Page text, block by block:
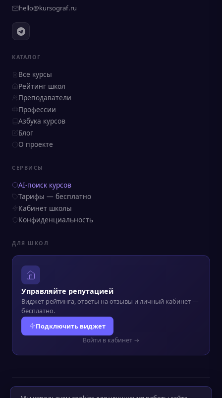
hello@kursograf.ru
КАТАЛОГ
Все курсы
Рейтинг школ
Преподаватели
Профессии
Азбука курсов
Блог
О проекте
СЕРВИСЫ
AI-поиск курсов
Тарифы — бесплатно
Кабинет школы
Конфиденциальность
ДЛЯ ШКОЛ
Управляйте репутацией
Виджет рейтинга, ответы на отзывы и личный кабинет —
бесплатно.
Подключить виджет
Войти в кабинет →
Политика конфиденциальности